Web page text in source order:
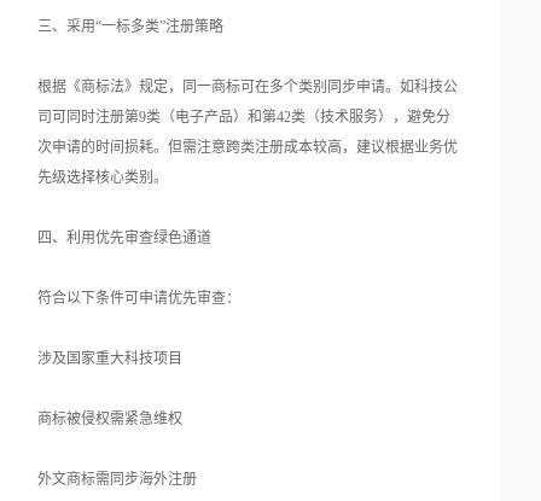
三、采用“一标多类”注册策略
根据《商标法》规定，同一商标可在多个类别同步申请。如科技公
司可同时注册第9类（电子产品）和第42类（技术服务），避免分
次申请的时间损耗。但需注意跨类注册成本较高，建议根据业务优
先级选择核心类别。
四、利用优先审查绿色通道
符合以下条件可申请优先审查：
涉及国家重大科技项目
商标被侵权需紧急维权
外文商标需同步海外注册